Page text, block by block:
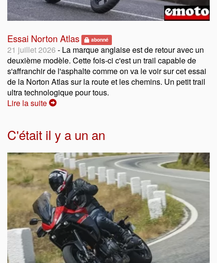
Essai Norton Atlas abonné
21 juillet 2026 - La marque anglaise est de retour avec un
deuxième modèle. Cette fois-ci c'est un trail capable de
s'affranchir de l'asphalte comme on va le voir sur cet essai
de la Norton Atlas sur la route et les chemins. Un petit trail
ultra technologique pour tous.
Lire la suite
C'était il y a un an